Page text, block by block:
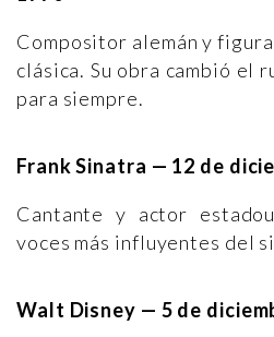
Compositor alemán y
clásica. Su obra cambió el
para siempre.
Frank Sinatra — 12 de
Cantante y actor
voces más influyentes del
Walt Disney — 5 de